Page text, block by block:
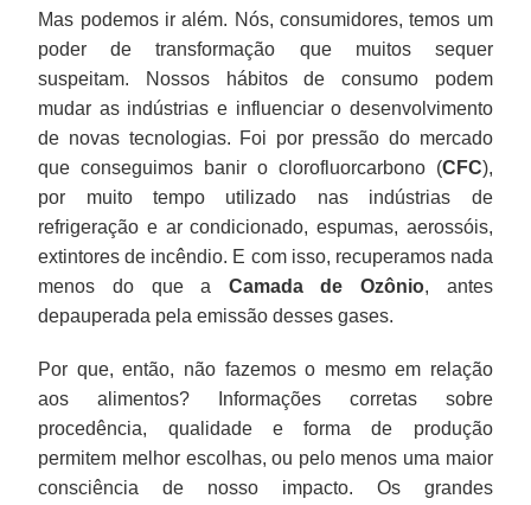
Mas podemos ir além. Nós, consumidores, temos um
poder de transformação que muitos sequer
suspeitam. Nossos hábitos de consumo podem
mudar as indústrias e influenciar o desenvolvimento
de novas tecnologias. Foi por pressão do mercado
que conseguimos banir o clorofluorcarbono (CFC),
por muito tempo utilizado nas indústrias de
refrigeração e ar condicionado, espumas, aerossóis,
extintores de incêndio. E com isso, recuperamos nada
menos do que a Camada de Ozônio, antes
depauperada pela emissão desses gases.
Por que, então, não fazemos o mesmo em relação
aos alimentos? Informações corretas sobre
procedência, qualidade e forma de produção
permitem melhor escolhas, ou pelo menos uma maior
consciência de nosso impacto. Os grandes